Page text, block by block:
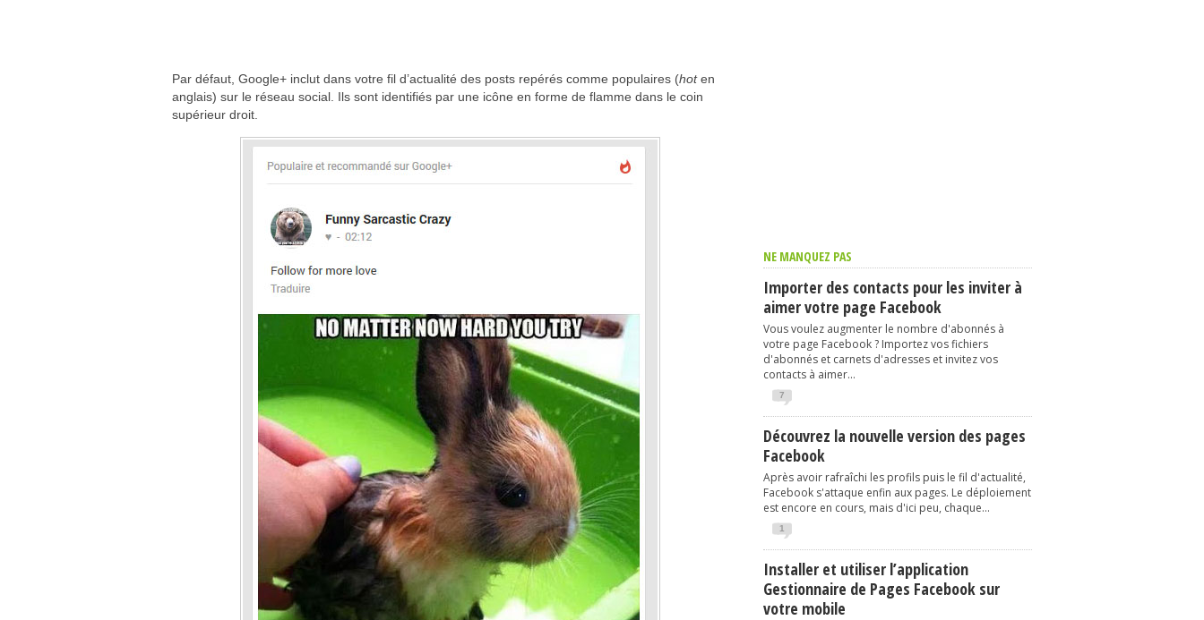
Par défaut, Google+ inclut dans votre fil d’actualité des posts repérés comme populaires (hoten
anglais) sur le réseau social. Ils sont identifiés par une icône en forme de flamme dans le coin
supérieur droit.
NE MANQUEZ PAS
Importer des contacts pour les inviter à
aimer votre page Facebook
Vous voulez augmenter le nombre d'abonnés à
votre page Facebook ? Importez vos fichiers
d'abonnés et carnets d'adresses et invitez vos
contacts à aimer...
7
Découvrez la nouvelle version des pages
Facebook
Après avoir rafraîchi les profils puis le fil d'actualité,
Facebook s'attaque enfin aux pages. Le déploiement
est encore en cours, mais d'ici peu, chaque...
1
Installer et utiliser l’application
Gestionnaire de Pages Facebook sur
votre mobile